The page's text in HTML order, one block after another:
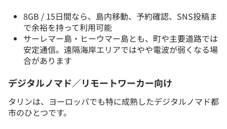
8GB / 15日間なら、島内移動、予約確認、SNS投稿ま
で余裕を持って利用可能
サーレマー島・ヒーウマー島とも、町や主要道路では
安定通信。遠隔海岸エリアではやや電波が弱くなる場
合があります
デジタルノマド／リモートワーカー向け
タリンは、ヨーロッパでも特に成熟したデジタルノマド都
市のひとつです。